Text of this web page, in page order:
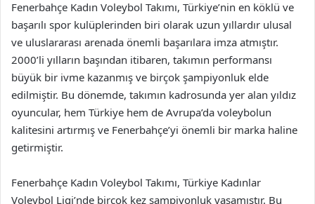
Fenerbahçe Kadın Voleybol Takımı, Türkiye’nin en köklü ve
başarılı spor kulüplerinden biri olarak uzun yıllardır ulusal
ve uluslararası arenada önemli başarılara imza atmıştır.
2000’li yılların başından itibaren, takımın performansı
büyük bir ivme kazanmış ve birçok şampiyonluk elde
edilmiştir. Bu dönemde, takımın kadrosunda yer alan yıldız
oyuncular, hem Türkiye hem de Avrupa’da voleybolun
kalitesini artırmış ve Fenerbahçe’yi önemli bir marka haline
getirmiştir.
Fenerbahçe Kadın Voleybol Takımı, Türkiye Kadınlar
Voleybol Ligi’nde birçok kez şampiyonluk yaşamıştır. Bu